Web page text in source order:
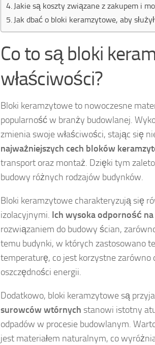
Jakie są koszty związane z zakupem i
Jak dbać o bloki keramzytowe, aby
Co to są bloki
właściwości?
Bloki keramzytowe to nowoczesne
popularność w branży budowlanej.
zmienia swoje właściwości, stając się
najważniejszych cech bloków
transport oraz montaż. Dzięki tym
budowy różnych rodzajów budynków.
Bloki keramzytowe charakteryzują się
izolacyjnymi. Ich wysoka odporność na
rozwiązaniem do budowy ścian,
temu budynki, w których zastosowano
temperaturę, co jest korzystne zarówno
oszczędności energii.
Dodatkowo, bloki keramzytowe są
surowców wtórnych stanowi istotny
odpadów w procesie budowlanym.
jest materiałem naturalnym, co